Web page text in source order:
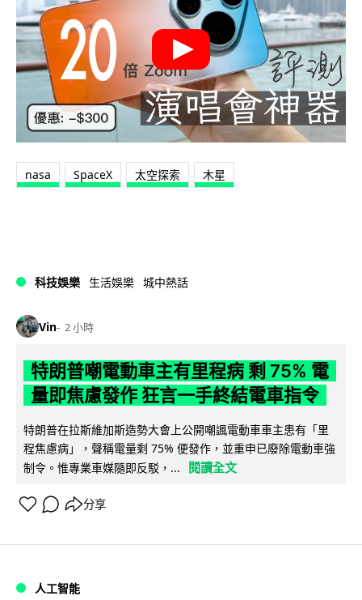
nasa SpaceX 太空探索 木星
科技娛樂 生活娛樂 城中熱話
Vin 2 小時
特朗普嘲電動車主有里程病 剩 75% 電
量即焦慮發作 狂言一手終結電車指令
特朗普在拉斯維加斯造勢大會上公開嘲諷電動車車主患有「里
程焦慮病」，聲稱電量剩 75% 便發作，並重申已廢除電動車強
制令。惟專業車媒隨即反駁，...
閱讀全文
分享
人工智能